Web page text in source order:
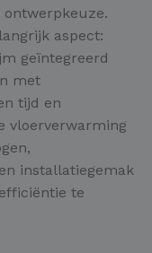
aspect:
geïntegreerd
met
tijd en
vloerverwarming
installatiegemak
te